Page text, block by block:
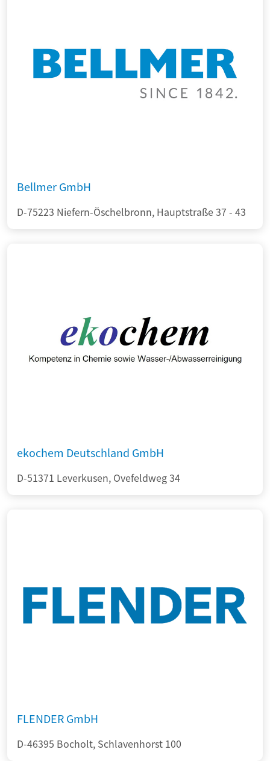
Bellmer GmbH
D-75223 Niefern-Öschelbronn, Hauptstraße 37 - 43
ekochem Deutschland GmbH
D-51371 Leverkusen, Ovefeldweg 34
FLENDER GmbH
D-46395 Bocholt, Schlavenhorst 100